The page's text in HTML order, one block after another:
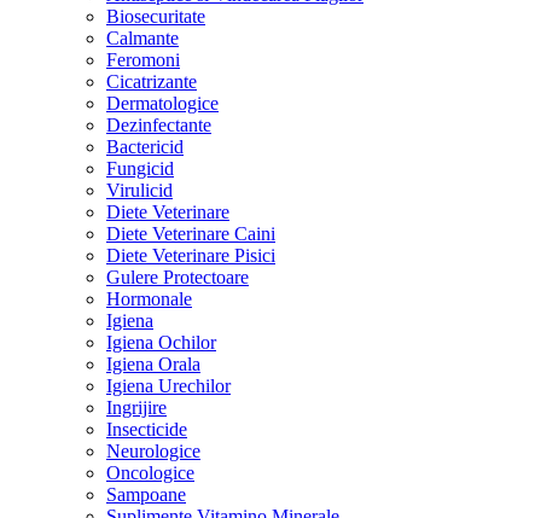
Biosecuritate
Calmante
Feromoni
Cicatrizante
Dermatologice
Dezinfectante
Bactericid
Fungicid
Virulicid
Diete Veterinare
Diete Veterinare Caini
Diete Veterinare Pisici
Gulere Protectoare
Hormonale
Igiena
Igiena Ochilor
Igiena Orala
Igiena Urechilor
Ingrijire
Insecticide
Neurologice
Oncologice
Sampoane